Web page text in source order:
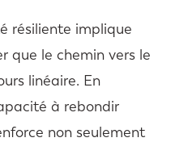
résiliente implique
que le chemin vers le
linéaire. En
à rebondir
non seulement